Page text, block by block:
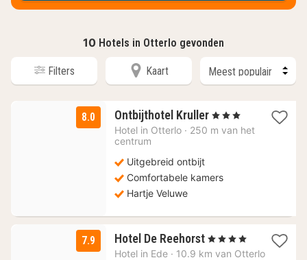
10 Hotels in Otterlo gevonden
Filters Kaart
8.0 Ontbijthotel Kruller 1
nacht
, 3 Sterren
Hotel in Otterlo · 250 m van het
centrum
Uitgebreid ontbijt
Comfortabele kamers
Hartje Veluwe
7.9 Hotel De Reehorst 1
nacht
, 4 Sterren
Hotel in Ede · 10.9 km van Otterlo